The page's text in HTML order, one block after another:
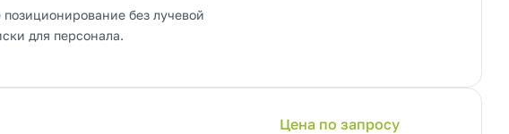
без лучевой
для персонала.
Цена по запросу